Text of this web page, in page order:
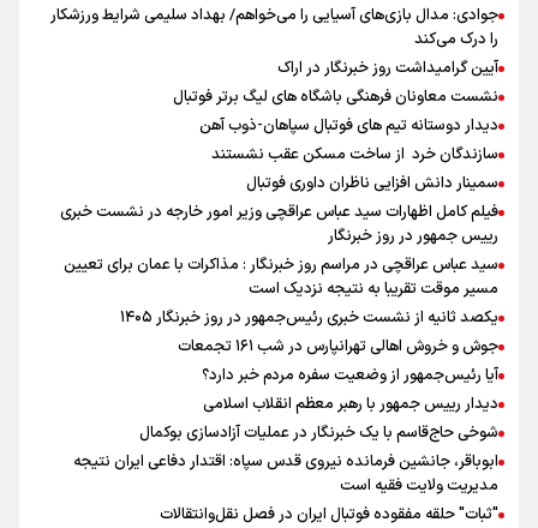
جوادی: مدال بازی‌های آسیایی را می‌خواهم/ بهداد سلیمی شرایط ورزشکار
را درک می‌کند
آیین گرامیداشت روز خبرنگار در اراک
نشست معاونان فرهنگی باشگاه های لیگ برتر فوتبال
دیدار دوستانه تیم های فوتبال سپاهان-ذوب آهن
سازندگان خرد از ساخت مسکن عقب نشستند
سمینار دانش افزایی ناظران داوری فوتبال
فیلم کامل اظهارات سید عباس عراقچی وزیر امور خارجه در نشست خبری
رییس جمهور در روز خبرنگار
سید عباس عراقچی در مراسم روز خبرنگار : مذاکرات با عمان برای تعیین
مسیر موقت تقریبا به نتیجه نزدیک است
یکصد ثانیه از نشست خبری رئیس‌جمهور در روز خبرنگار ۱۴۰۵
جوش و خروش اهالی تهرانپارس در شب ۱۶۱ تجمعات
آیا رئیس‌جمهور از وضعیت سفره مردم خبر دارد؟
دیدار رییس جمهور با رهبر معظم انقلاب اسلامی
شوخی حاج‌قاسم با یک خبرنگار در عملیات آزادسازی بوکمال
ابوباقر، جانشین فرمانده نیروی قدس سپاه: اقتدار دفاعی ایران نتیجه
مدیریت ولایت فقیه است
"ثبات" حلقه مفقوده فوتبال ایران در فصل نقل‌وانتقالات